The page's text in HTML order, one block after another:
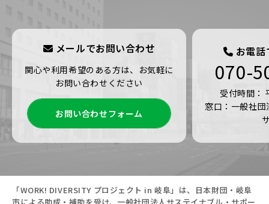
メールでお問い合わせ
関心や利用希望のある方は、お気軽に
お問い合わせください
お問い合わせフォーム
お電
070-
受付時間：
窓口：一般社
「WORK! DIVERSITY プロジェクト in 岐阜」は、日本財団・岐阜